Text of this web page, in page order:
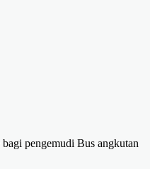
pengemudi Bus angkutan